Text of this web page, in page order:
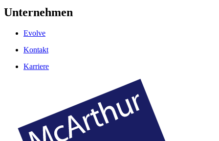
Unternehmen
Evolve
Kontakt
Karriere